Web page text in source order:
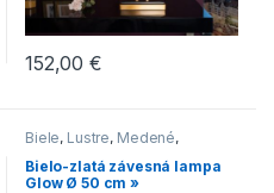
152,00€
Biele, Lustre, Medené,
Moderný štýl
Bielo-zlatá závesná lampa
Glow Ø 50 cm »